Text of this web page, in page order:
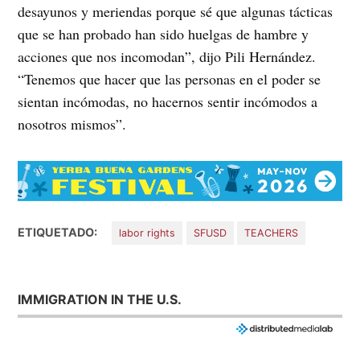
desayunos y meriendas porque sé que algunas tácticas
que se han probado han sido huelgas de hambre y
acciones que nos incomodan”, dijo Pili Hernández.
“Tenemos que hacer que las personas en el poder se
sientan incómodas, no hacernos sentir incómodos a
nosotros mismos”.
ETIQUETADO: labor rights SFUSD TEACHERS
IMMIGRATION IN THE U.S.